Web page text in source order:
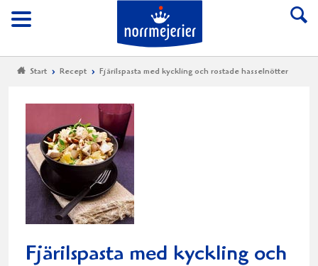
Meny
Till Norrmejerier
Start Recept Fjärilspasta med kyckling och rostade hasselnötter
Fjärilspasta med kyckling och